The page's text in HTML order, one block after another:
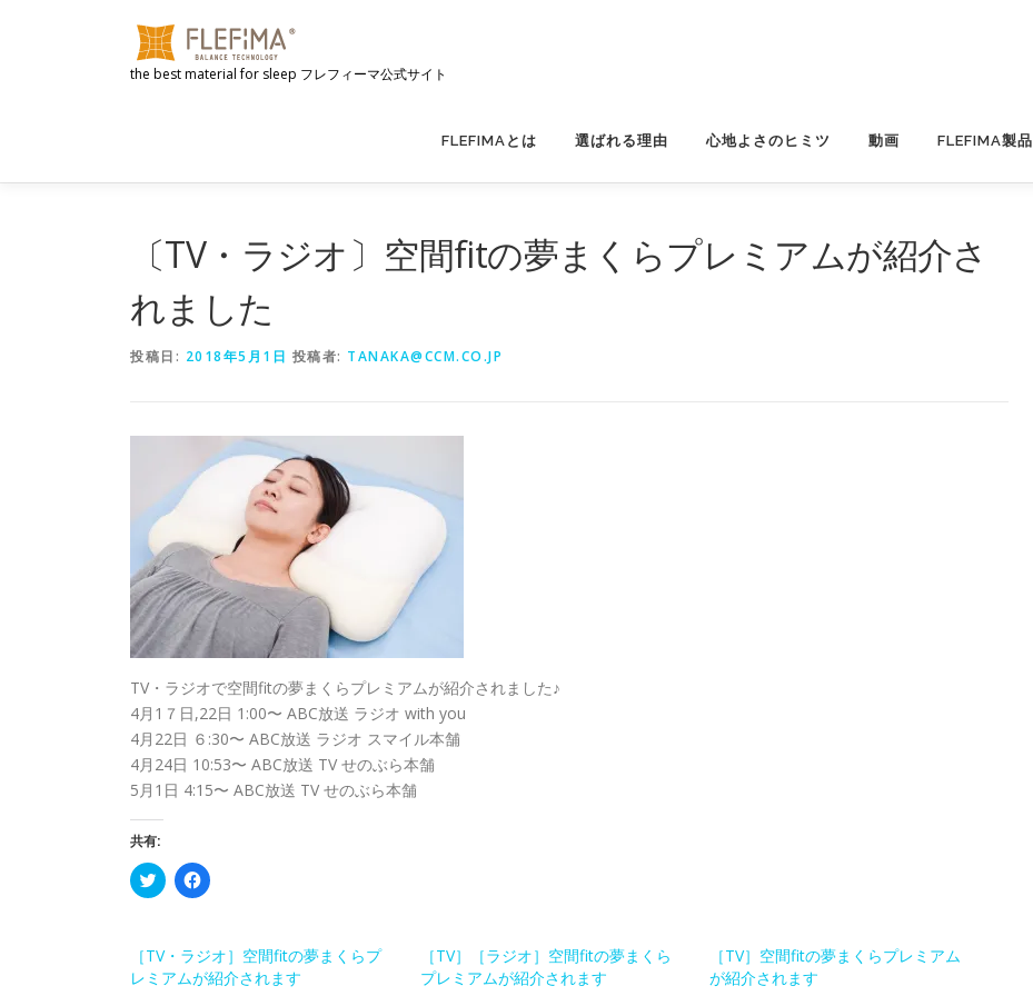
キ
the best material for sleep フレフィーマ公式サイト
FLEFIMAとは 選ばれる理由 心地よさのヒミツ 動画 FLEFIMA製品
〔TV・ラジオ〕空間fitの夢まくらプレミアムが紹介さ
れました
投稿日: 2018年5月1日 投稿者: TANAKA@CCM.CO.JP
TV・ラジオで空間fitの夢まくらプレミアムが紹介されました♪
4月1７日,22日 1:00〜 ABC放送 ラジオ with you
4月22日 ６:30〜 ABC放送 ラジオ スマイル本舗
4月24日 10:53〜 ABC放送 TV せのぶら本舗
5月1日 4:15〜 ABC放送 TV せのぶら本舗
共有:
ク
リ
て
T
w
F
a
o
o
k
［TV・ラジオ］空間fitの夢まくらプ
レミアムが紹介されます
［TV］［ラジオ］空間fitの夢まくら
プレミアムが紹介されます
［TV］空間fitの夢まくらプレミアム
が紹介されます